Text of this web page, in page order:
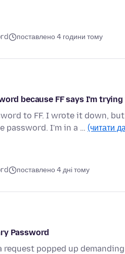
поставлено 4 години тому
because FF says I'm
to FF. I wrote it down,
password. I'm in a … (читати
поставлено 4 дні тому
Password
popped up